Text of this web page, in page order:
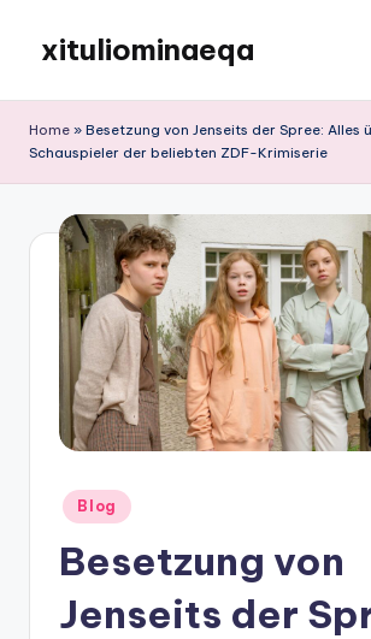
content
xituliominaeqa
Home » Besetzung von Jenseits der Spree: Alles
Schauspieler der beliebten ZDF-Krimiserie
Posted
in
Blog
Besetzung von
Jenseits der